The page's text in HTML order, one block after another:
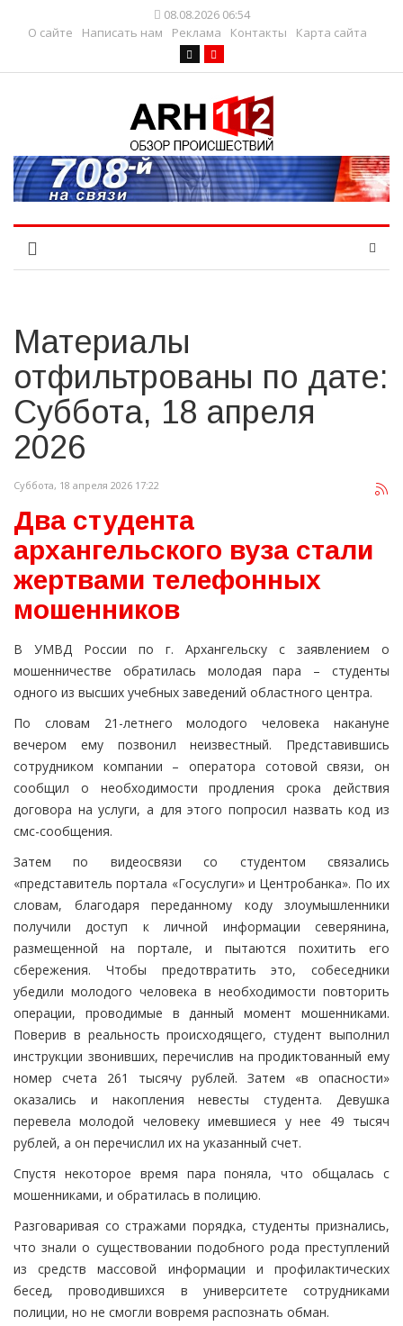
08.08.2026 06:54
О сайте
Написать нам Реклама Контакты Карта сайта
Материалы
отфильтрованы по дате:
Суббота, 18 апреля
2026
Суббота, 18 апреля 2026 17:22
Два студента
архангельского вуза стали
жертвами телефонных
мошенников
В УМВД России по г. Архангельску с заявлением о
мошенничестве обратилась молодая пара – студенты
одного из высших учебных заведений областного центра.
По словам 21-летнего молодого человека накануне
вечером ему позвонил неизвестный. Представившись
сотрудником компании – оператора сотовой связи, он
сообщил о необходимости продления срока действия
договора на услуги, а для этого попросил назвать код из
смс-сообщения.
Затем по видеосвязи со студентом связались
«представитель портала «Госуслуги» и Центробанка». По их
словам, благодаря переданному коду злоумышленники
получили доступ к личной информации северянина,
размещенной на портале, и пытаются похитить его
сбережения. Чтобы предотвратить это, собеседники
убедили молодого человека в необходимости повторить
операции, проводимые в данный момент мошенниками.
Поверив в реальность происходящего, студент выполнил
инструкции звонивших, перечислив на продиктованный ему
номер счета 261 тысячу рублей. Затем «в опасности»
оказались и накопления невесты студента. Девушка
перевела молодой человеку имевшиеся у нее 49 тысяч
рублей, а он перечислил их на указанный счет.
Спустя некоторое время пара поняла, что общалась с
мошенниками, и обратилась в полицию.
Разговаривая со стражами порядка, студенты признались,
что знали о существовании подобного рода преступлений
из средств массовой информации и профилактических
бесед, проводившихся в университете сотрудниками
полиции, но не смогли вовремя распознать обман.